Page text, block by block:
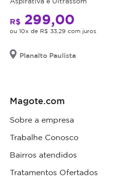
R$ 299,00
ou 10x de R$ 33,29 com juros
Planalto Paulista
Magote.com
Sobre a empresa
Trabalhe Conosco
Bairros atendidos
Tratamentos Ofertados